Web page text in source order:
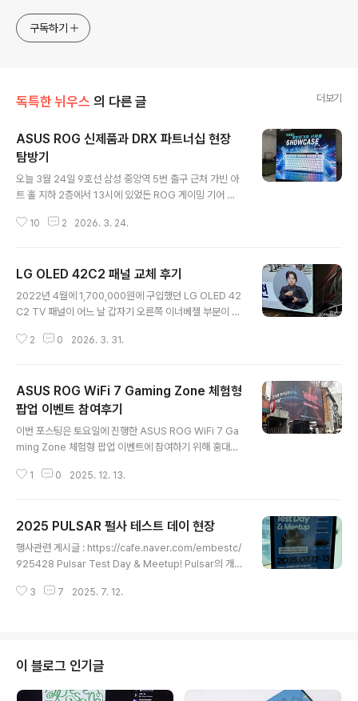
구독하기
독특한 뉘우스 의 다른 글 더보기
ASUS ROG 신제품과 DRX 파트너십 현장
탐방기
오늘 3월 24일 9호선 삼성 중앙역 5번 출구 근처 가빈 아
트 홀 지하 2층에서 13시에 있었든 ROG 게이밍 기어 신
하게 되었습니다.입구에서 블로거 이름표와 통시 통역기를
습니다. 먼저 신제품 체험존에는 DRX 프로게임팀의 굿즈
를 전시한 공간 그리고 코지마 프로덕션과 콜라보한 게이
밍 노트북, 헤드셋, 마우스, 마우스 패드가 전시된 테이블을
w Z13-KJP, ROG Delta II-KJP 헤드셋, ROG Keris II
10 2 2026. 3. 24.
LG OLED 42C2 패널 교체 후기
2022년 4월에 1,700,000원에 구입했던 LG OLED 42
C2 TV 패널이 어느 날 갑자기 오른쪽 이너베젤 부분이 우
화를 하여 지난주 화요일에 패널 교체를 진행하게 되었습
티에서 번인 증상과 우글거림 증상을 보긴 했는데 제 TV에
도 우글거림이 보이네요. 패널 교체 암튼 기사님이 LG OL
ED 42C2 뒤쪽에 플라스틱 커버를 벗겨내고 내부의 덩어
리도 구성된 PCB와 스피커 및 IR센서, WI-FI 모듈을 분리
하고 가지고 온 큰 박스에서 은박지로 된 비닐로 포장된 덩
어리를 꺼내시네요..
2 0 2026. 3. 31.
ASUS ROG WiFi 7 Gaming Zone 체험형
팝업 이벤트 참여후기
이번 포스팅은 토요일에 진행한 ASUS ROG WiFi 7 Ga
ming Zone 체험형 팝업 이벤트에 참여하기 위해 홍대입
에서 약 3분 거리에 있는 레조네 홍대에서 진행하였는데
인할 수 있어 "오~ 여기구나 하고 알 수 있네요."1층 건물에
서 입장하면 인스타그램 팔로우 이벤트를 시작으로 첫 퀘
스트가 진행합니다. (이상하다 분명히 사진을 찍었는데 아
안쪽에 ASUS 라우터 존으로 구분된 최신 Wi-Fi 7 공유기
1 0 2025. 12. 13.
2025 PULSAR 펄사 테스트 데이 현장
행사관련 게시글 : https://cafe.naver.com/embestc/
925428 Pulsar Test Day & Meetup! Pulsar의 개발
ulsar Test Day & Meetup 신제품 테스트하고 의견도
번 정도 글을 쓰다가 버튼을 잘 못 눌러서 죄다 날려먹고 집
에와서 컴퓨터로 작업하네요.입구쪽에 현재 가장 핫한 핑
거팁 마우스 X2F 블랙 / 5주년 모델이 눈에 띄고요.국가별
3 7 2025. 7. 12.
이 블로그 인기글